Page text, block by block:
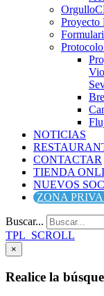
Proyecto
NOTICIAS
CONTACTAR
TIENDA
NUEVOS
ZONA
Buscar...
TPL_SCROLL
×
Realice la